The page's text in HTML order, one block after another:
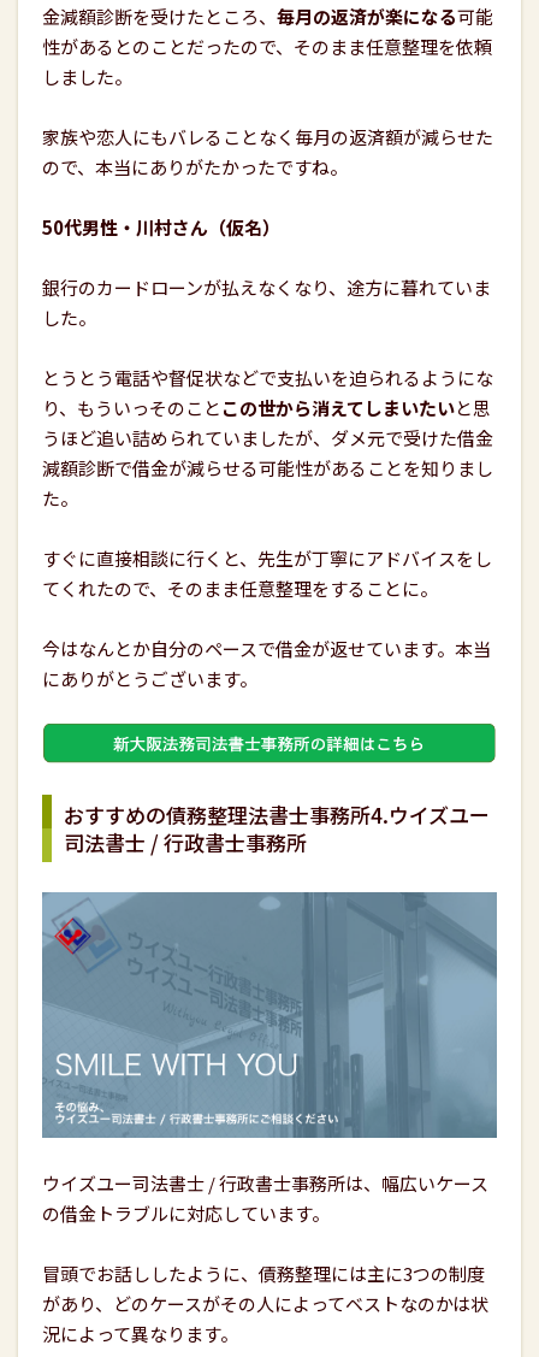
金減額診断を受けたところ、 毎月の返済が楽になる可能
性があるとのことだったので、そのまま任意整理を依頼
しました。
家族や恋人にもバレることなく毎月の返済額が減らせた
ので、本当にありがたかったですね。
50代男性・川村さん（仮名）
銀行のカードローンが払えなくなり、途方に暮れていま
した。
とうとう電話や督促状などで支払いを迫られるようにな
り、もういっそのことこの世から消えてしまいたいと思
うほど追い詰められていましたが、ダメ元で受けた借金
減額診断で借金が減らせる可能性があることを知りまし
た。
すぐに直接相談に行くと、先生が丁寧にアドバイスをし
てくれたので、そのまま任意整理をすることに。
今はなんとか自分のペースで借金が返せています。本当
にありがとうございます。
おすすめの債務整理法書士事務所4.ウイズユー
司法書士 / 行政書士事務所
ウイズユー司法書士 / 行政書士事務所は、幅広いケース
の借金トラブルに対応しています。
冒頭でお話ししたように、債務整理には主に3つの制度
があり、どのケースがその人によってベストなのかは状
況によって異なります。